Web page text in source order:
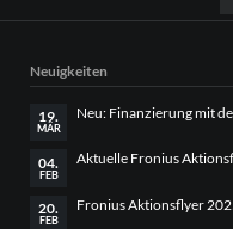
Neuigkeiten
19.
MÄR
Neu: Finanzierung mit
04.
FEB
Aktuelle Fronius
20.
FEB
Fronius Aktionsflyer